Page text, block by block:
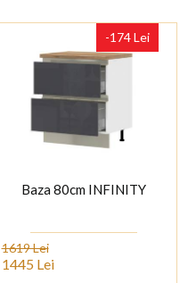
-174 Lei
Baza 80cm INFINITY
1619 Lei
1445 Lei